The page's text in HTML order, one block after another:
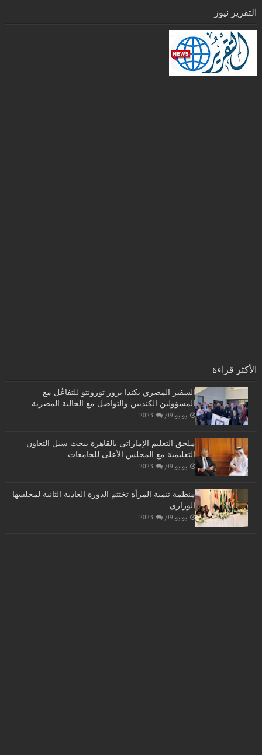
التقرير نيوز
الأكثر قراءة
السفير المصري بكندا يزور تورونتو للتفاعُل مع
المسؤولين الكنديين والتواصل مع الجالية المصرية
يونيو 09, 2023
ملحق التعليم الإماراتى بالقاهرة يبحث سبل التعاون
التعليمية مع المجلس الأعلى للجامعات
يونيو 09, 2023
منظمة تنمية المرأة تختتم الدورة العادية الثانية لمجلسها
الوزاري
يونيو 09, 2023